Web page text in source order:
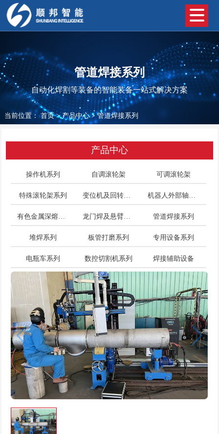
管道焊接系列
自动化焊割等装备的智能装备一站式解决方案
当前位置：首页>产品中心>管道焊接系列
产品中心
操作机系列 自调滚轮架 可调滚轮架
特殊滚轮架系列 变位机及回转平台系列 机器人外部轴系列
有色金属深熔焊接系列 龙门焊及悬臂焊系列 管道焊接系列
堆焊系列 板管打磨系列 专用设备系列
电瓶车系列 数控切割机系列 焊接辅助设备